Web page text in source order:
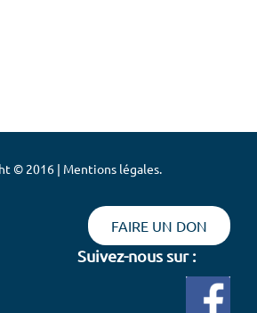
© 2016 | Mentions légales.
FAIRE UN DON
Suivez-nous sur :